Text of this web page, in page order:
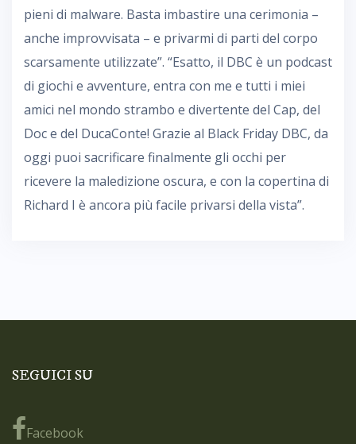
pieni di malware. Basta imbastire una cerimonia –
anche improvvisata – e privarmi di parti del corpo
scarsamente utilizzate”. “Esatto, il DBC è un podcast
di giochi e avventure, entra con me e tutti i miei
amici nel mondo strambo e divertente del Cap, del
Doc e del DucaConte! Grazie al Black Friday DBC, da
oggi puoi sacrificare finalmente gli occhi per
ricevere la maledizione oscura, e con la copertina di
Richard I è ancora più facile privarsi della vista”.
SEGUICI SU
Facebook